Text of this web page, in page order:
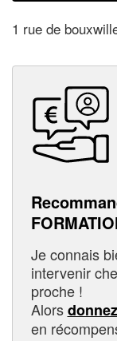
1 rue de
Je connais
intervenir
proche !
Alors
en